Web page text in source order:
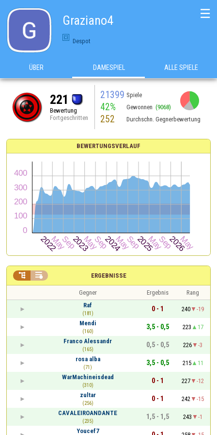
Graziano4
Despot
☰
ÜBER DAMESPIEL ALLE SPIELE
221
Bewertung
Fortgeschritten
21399 Spiele
42% Gewonnen (9068)
252 Durchschn. Gegnerbewertung
BEWERTUNGSVERLAUF
ERGEBNISSE
 
Gegner Ergebnis
Rang
Raf
(181)
0 - 1 240
-19
Mendi
(160)
3,5 - 0,5 223
17
Franco Alessandr
(165)
0,5 - 0,5 226
-3
rosa alba
(71)
3,5 - 0,5 215
11
WarMachineisdead
(310)
0 - 1 227
-12
zultar
(256)
0 - 1 242
-15
CAVALEIROANDANTE
(235)
1,5 - 1,5 243
-1
Youcef7